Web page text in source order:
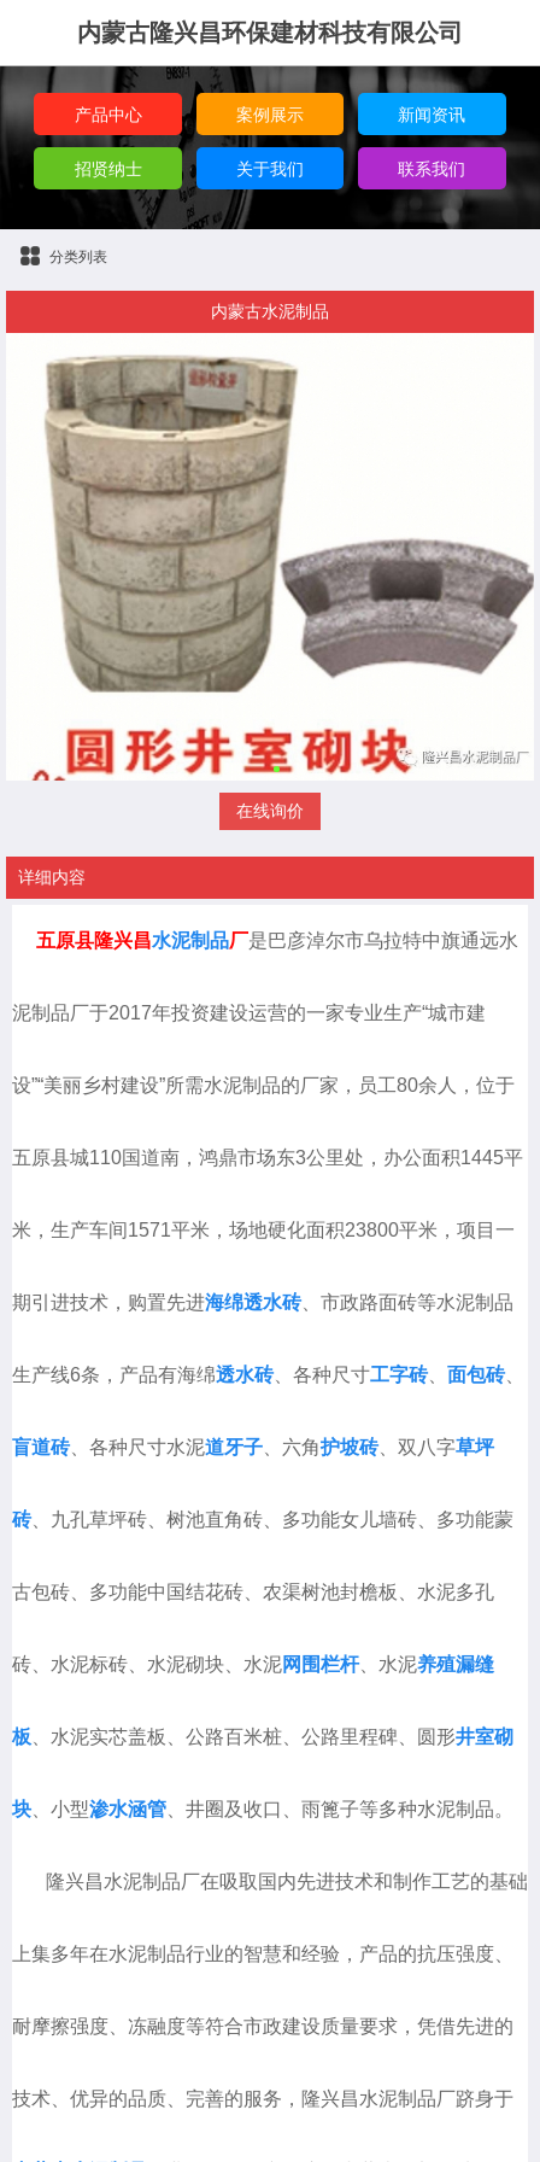
内蒙古隆兴昌环保建材科技有限公司
产品中心 案例展示 新闻资讯
招贤纳士 关于我们 联系我们
分类列表
内蒙古水泥制品
在线询价
详细内容
五原县隆兴昌水泥制品厂是巴彦淖尔市乌拉特中旗通远水
泥制品厂于2017年投资建设运营的一家专业生产“城市建
设”“美丽乡村建设”所需水泥制品的厂家，员工80余人，位于
五原县城110国道南，鸿鼎市场东3公里处，办公面积1445平
米，生产车间1571平米，场地硬化面积23800平米，项目一
期引进技术，购置先进海绵透水砖、市政路面砖等水泥制品
生产线6条，产品有海绵透水砖、各种尺寸工字砖、 面包砖、
盲道砖、各种尺寸水泥道牙子 、六角护坡砖、双八字草坪
砖、九孔草坪砖、树池直角砖、多功能女儿墙砖、多功能蒙
古包砖、多功能中国结花砖、农渠树池封檐板、水泥多孔
砖、水泥标砖、水泥砌块、水泥网围栏杆、水泥养殖漏缝
板 、水泥实芯盖板、公路百米桩、公路里程碑、圆形井室砌
块 、小型渗水涵管 、井圈及收口、雨篦子等多种水泥制品。
隆兴昌水泥制品厂在吸取国内先进技术和制作工艺的基础
上集多年在水泥制品行业的智慧和经验，产品的抗压强度、
耐摩擦强度、冻融度等符合市政建设质量要求，凭借先进的
技术、优异的品质、完善的服务，隆兴昌水泥制品厂跻身于